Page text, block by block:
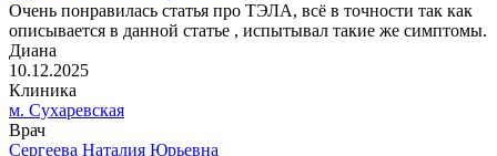
Очень понравилась статья про ТЭЛА, всё в точности так как
описывается в данной статье , испытывал такие же симптомы.
Диана
10.12.2025
Клиника
м. Сухаревская
Врач
Сергеева Наталия Юрьевна